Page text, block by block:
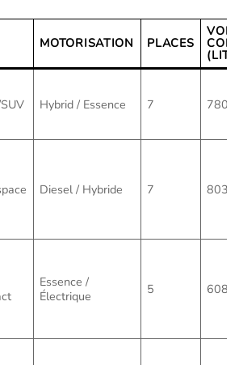
MOTORISATION PLACES
Hybrid / Essence 7 780
Diesel / Hybride 7 803
Essence /
Électrique
5 608